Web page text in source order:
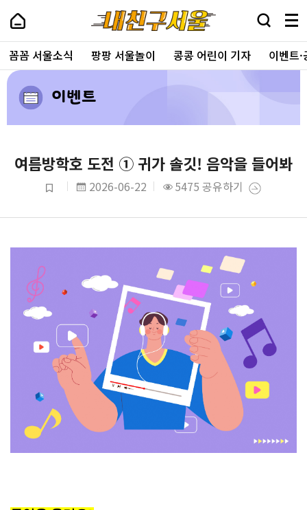
꼼꼼 서울소식 팡팡 서울놀이 콩콩 어린이 기자 이벤트
이벤트
여름방학호 도전 ① 귀가 솔깃! 음악을 들어봐
2026-06-22 5475 공유하기